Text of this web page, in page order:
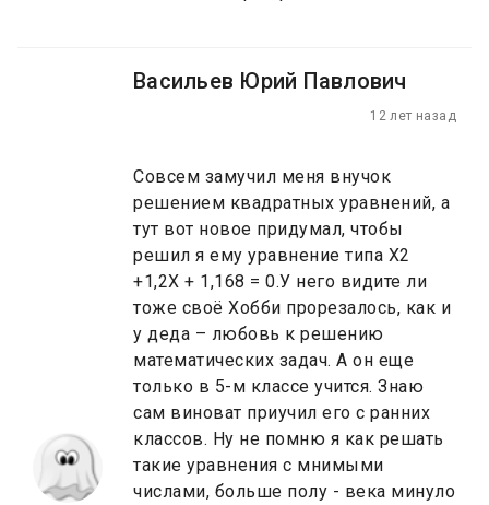
Васильев Юрий Павлович
12 лет назад
Совсем замучил меня внучок
решением квадратных уравнений, а
тут вот новое придумал, чтобы
решил я ему уравнение типа Х2
+1,2Х + 1,168 = 0.У него видите ли
тоже своё Хобби прорезалось, как и
у деда – любовь к решению
математических задач. А он еще
только в 5-м классе учится. Знаю
сам виноват приучил его с ранних
классов. Ну не помню я как решать
такие уравнения с мнимыми
числами, больше полу - века минуло